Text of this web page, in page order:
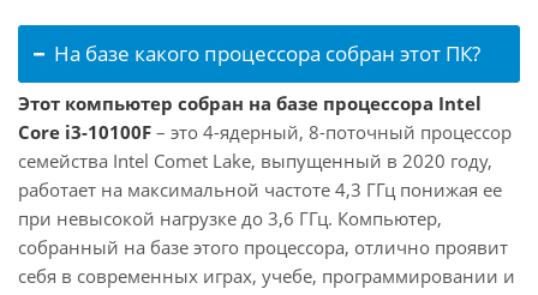
На базе какого процессора собран этот ПК?
Этот компьютер собран на базе процессора Intel
Core i3-10100F – это 4-ядерный, 8-поточный процессор
семейства Intel Comet Lake, выпущенный в 2020 году,
работает на максимальной частоте 4,3 ГГц понижая ее
при невысокой нагрузке до 3,6 ГГц. Компьютер,
собранный на базе этого процессора, отлично проявит
себя в современных играх, учебе, программировании и